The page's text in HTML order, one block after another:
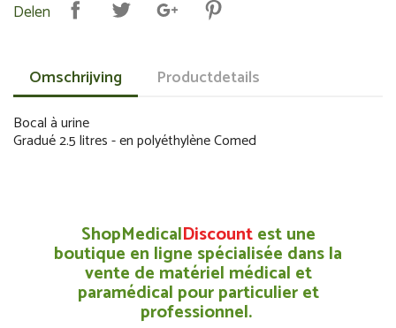
Delen
Omschrijving Productdetails
Bocal à urine
Gradué 2.5 litres - en polyéthylène Comed
ShopMedicalDiscountest une
boutique en ligne spécialisée dans la
vente de matériel médical et
paramédical pour particulier et
professionnel.